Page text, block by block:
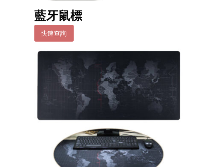
藍牙鼠標
快速查詢